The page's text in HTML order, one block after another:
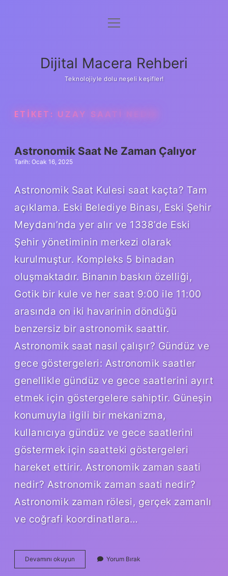
Anasayfa
Yasal Uyarı
menüyü
Dijital Macera Rehberi
Teknolojiyle dolu neşeli keşifler!
ETIKET: UZAY SAATI NEDIR
Astronomik Saat Ne Zaman Çalıyor
Tarih: Ocak 16, 2025
Astronomik Saat Kulesi saat kaçta? Tam
açıklama. Eski Belediye Binası, Eski Şehir
Meydanı’nda yer alır ve 1338’de Eski
Şehir yönetiminin merkezi olarak
kurulmuştur. Kompleks 5 binadan
oluşmaktadır. Binanın baskın özelliği,
Gotik bir kule ve her saat 9:00 ile 11:00
arasında on iki havarinin döndüğü
benzersiz bir astronomik saattir.
Astronomik saat nasıl çalışır? Gündüz ve
gece göstergeleri: Astronomik saatler
genellikle gündüz ve gece saatlerini ayırt
etmek için göstergelere sahiptir. Güneşin
konumuyla ilgili bir mekanizma,
kullanıcıya gündüz ve gece saatlerini
göstermek için saatteki göstergeleri
hareket ettirir. Astronomik zaman saati
nedir? Astronomik zaman saati nedir?
Astronomik zaman rölesi, gerçek zamanlı
ve coğrafi koordinatlara…
Devamını okuyun Astronomik
Saat
Yorum Bırak